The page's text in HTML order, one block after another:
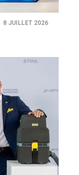
8 JUILLET 2026